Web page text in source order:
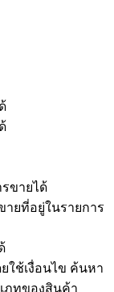
ขายได้
ยที่อยู่ในรายการ
ใช้เงื่อนไข ค้นหา
ภทของสินค้า